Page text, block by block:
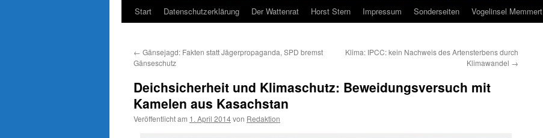
Start Datenschutzerklärung Der Wattenrat Horst Stern Impressum Sonderseiten Vogelinsel Memmert
← Gänsejagd: Fakten statt Jägerpropaganda, SPD bremst
Gänseschutz
Klima: IPCC: kein Nachweis des Artensterbens durch
Klimawandel →
Deichsicherheit und Klimaschutz: Beweidungsversuch mit
Kamelen aus Kasachstan
Veröffentlicht am 1. April 2014von Redaktion